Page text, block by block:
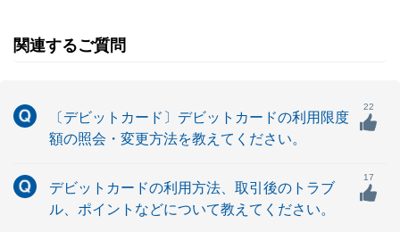
関連するご質問
〔デビットカード〕デビットカードの利用限度
額の照会・変更方法を教えてください。
22
デビットカードの利用方法、取引後のトラブ
ル、ポイントなどについて教えてください。
17